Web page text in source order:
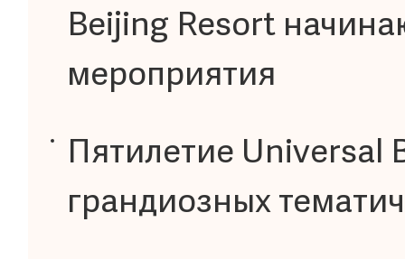
Beijing Resort
мероприятия
Пятилетие Universal
грандиозных